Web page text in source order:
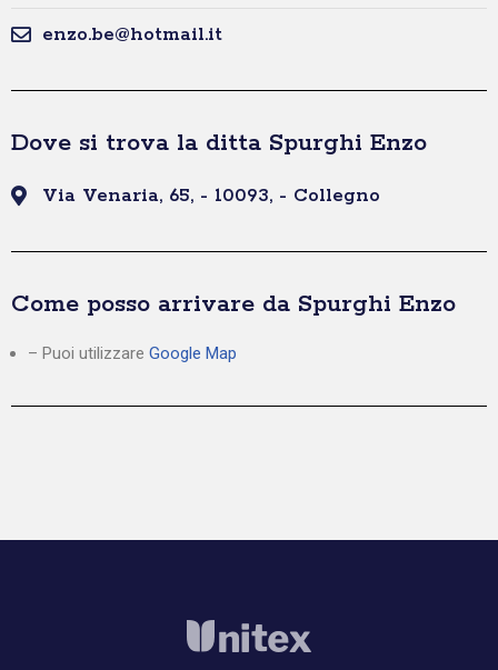
enzo.be@hotmail.it
Dove si trova la ditta Spurghi Enzo
Via Venaria, 65, - 10093, - Collegno
Come posso arrivare da Spurghi Enzo
– Puoi utilizzare Google Map